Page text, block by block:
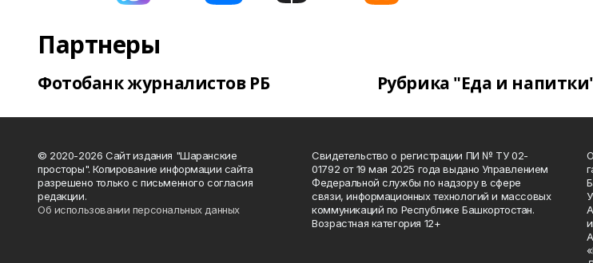
Партнеры
Фотобанк журналистов РБ Рубрика "Еда и
© 2020-2026 Сайт издания "Шаранские
просторы". Копирование информации сайта
разрешено только с письменного согласия
редакции.
Об использовании персональных данных
Свидетельство о регистрации ПИ № ТУ 02-
01792 от 19 мая 2025 года выдано Управлением
Федеральной службы по надзору в сфере
связи, информационных технологий и массовых
коммуникаций по Республике Башкортостан.
Возрастная категория 12+